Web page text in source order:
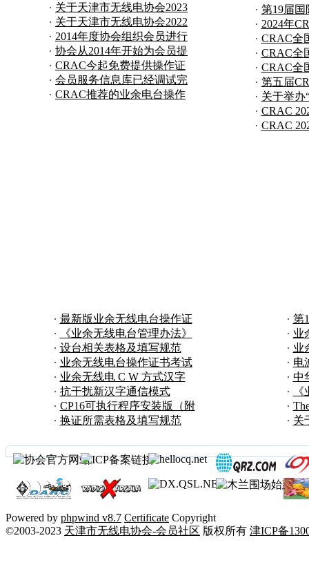
关于天津市无线电协会2023
年会费减免
关于天津市无线电协会2022
年会费减免
2014年度协会组织会员进行
5.5节户外庆
协会从2014年开始为会员提
供《CQ现代通
CRAC今起免费提供操作证
书模拟考试程
会员服务信息库已经调试完
毕
CRAC推荐的业余电台操作
第19届
会议圆满
2024年
锦标赛圆
CRAC全
补充公告
CRAC全
公告
CRAC全
竞赛规程
第五届
幕
关于举办
流大会~
CRAC
作技术能
CRAC
最新版业余无线电台操作证
书考试题库下
《业余无线电台管理办法》
及其配套文件
设台相关表格及填写规范
业余无线电台操作证书考试
题库下载（1403
业余无线电 C W 方式汉字
应急通信报文的
抗干扰新汉字通信模式
CP16 设计原理及现
CP16可执行程序安装版（附
简单说明）
换证所需表格及填写规范
第
结
业
照
业
电
年
中
中
关
Powered by phpwind v8.7 Certificate Copyright
©2003-2023 天津市无线电协会-会员社区 版权所有 津ICP备